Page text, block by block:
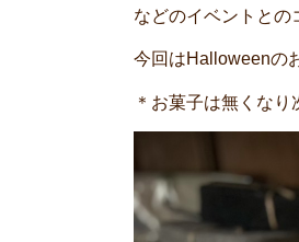
などのイベントとの
今回はHalloweenの
＊お菓子は無くなり